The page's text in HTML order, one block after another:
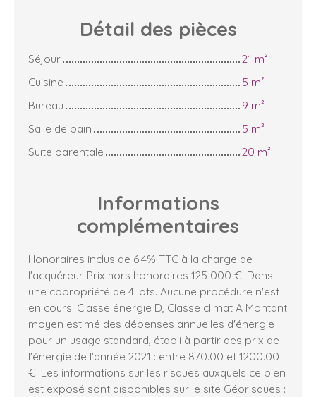
Détail des pièces
Séjour
21 m²
Cuisine
5 m²
Bureau
9 m²
Salle de bain
5 m²
Suite parentale
20 m²
Informations
complémentaires
Honoraires inclus de 6.4% TTC à la charge de
l'acquéreur. Prix hors honoraires 125 000 €. Dans
une copropriété de 4 lots. Aucune procédure n'est
en cours. Classe énergie D, Classe climat A Montant
moyen estimé des dépenses annuelles d'énergie
pour un usage standard, établi à partir des prix de
l'énergie de l'année 2021 : entre 870.00 et 1200.00
€. Les informations sur les risques auxquels ce bien
est exposé sont disponibles sur le site Géorisques :